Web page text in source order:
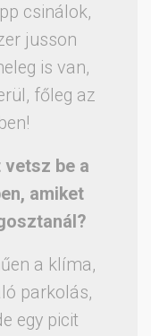
csinálok,
jusson
is van,
főleg az
vetsz be a
amiket
a klíma,
parkolás,
egy picit